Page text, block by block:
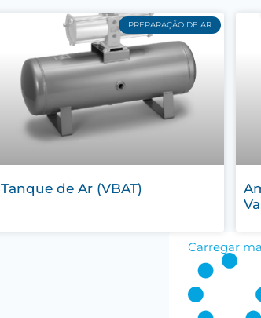
PREPARAÇÃO DE AR
Tanque de Ar (VBAT)
Carregar